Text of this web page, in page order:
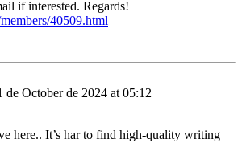
if interested. Regards!
40509.html
de October de 2024 at 05:12
here.. It’s har to find high-quality writing